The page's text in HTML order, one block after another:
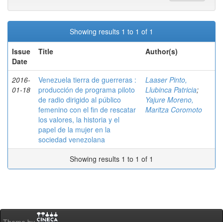
Showing results 1 to 1 of 1
Issue
Date
Title Author(s)
2016-
01-18
Venezuela tierra de guerreras :
producción de programa piloto
de radio dirigido al público
femenino con el fin de rescatar
los valores, la historia y el
papel de la mujer en la
sociedad venezolana
Laaser Pinto,
Llubinca Patricia;
Yajure Moreno,
Maritza Coromoto
Showing results 1 to 1 of 1